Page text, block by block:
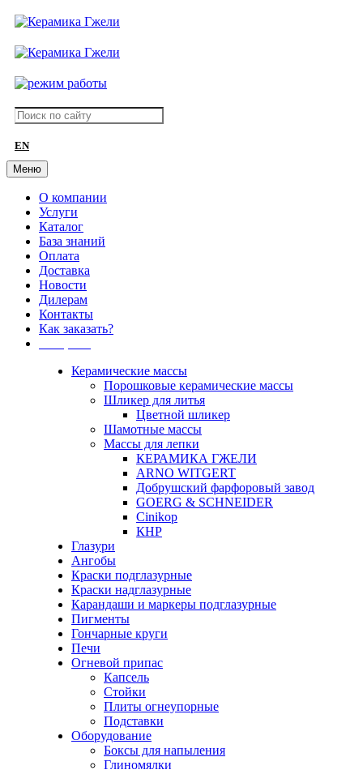
EN
Меню
О компании
Услуги
Каталог
База знаний
Оплата
Доставка
Новости
Дилерам
Контакты
Как заказать?
Керамические массы
Порошковые керамические массы
Шликер для литья
Цветной шликер
Шамотные массы
Массы для лепки
КЕРАМИКА ГЖЕЛИ
ARNO WITGERT
Добрушский фарфоровый завод
GOERG & SCHNEIDER
Cinikop
КНР
Глазури
Ангобы
Краски подглазурные
Краски надглазурные
Карандаши и маркеры подглазурные
Пигменты
Гончарные круги
Печи
Огневой припас
Капсель
Стойки
Плиты огнеупорные
Подставки
Оборудование
Боксы для напыления
Глиномялки